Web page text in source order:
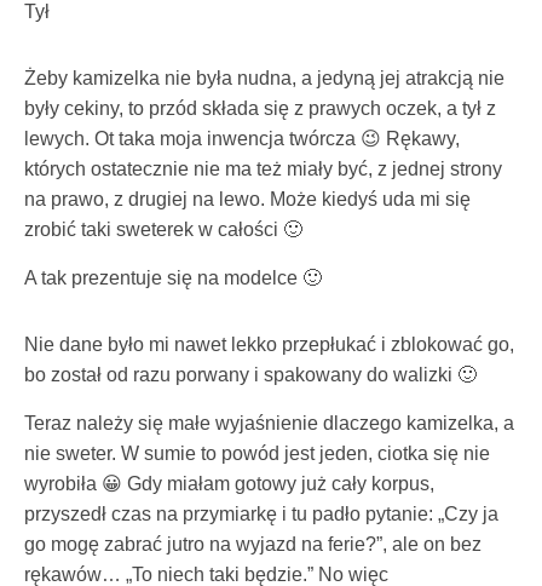
Tył
Żeby kamizelka nie była nudna, a jedyną jej atrakcją nie
były cekiny, to przód składa się z prawych oczek, a tył z
lewych. Ot taka moja inwencja twórcza 😉 Rękawy,
których ostatecznie nie ma też miały być, z jednej strony
na prawo, z drugiej na lewo. Może kiedyś uda mi się
zrobić taki sweterek w całości 🙂
A tak prezentuje się na modelce 🙂
Nie dane było mi nawet lekko przepłukać i zblokować go,
bo został od razu porwany i spakowany do walizki 🙂
Teraz należy się małe wyjaśnienie dlaczego kamizelka, a
nie sweter. W sumie to powód jest jeden, ciotka się nie
wyrobiła 😀 Gdy miałam gotowy już cały korpus,
przyszedł czas na przymiarkę i tu padło pytanie: „Czy ja
go mogę zabrać jutro na wyjazd na ferie?”, ale on bez
rękawów… „To niech taki będzie.” No więc